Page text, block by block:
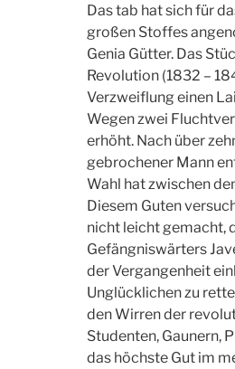
Das tab hat sich für
großen Stoffes
Genia Gütter. Das
Revolution (1832 –
Verzweiflung einen
Wegen zwei
erhöht. Nach über
gebrochener Mann
Wahl hat zwischen
Diesem Guten
nicht leicht gemacht,
Gefängniswärters
der Vergangenheit
Unglücklichen zu
den Wirren der
Studenten, Gaunern,
das höchste Gut im